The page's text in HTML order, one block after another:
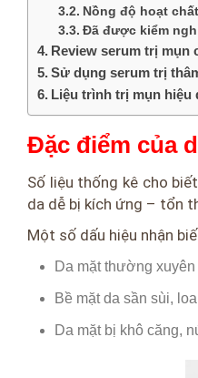
Nồng độ hoạt
Đã được kiểm
Review serum trị mụn
Sử dụng serum trị
Liệu trình trị mụn hiệu
Đặc điểm của
Số liệu thống kê cho
da dễ bị kích ứng – tổn
Một số dấu hiệu nhận
Da mặt thường
Bề mặt da sần sùi,
Da mặt bị khô căng,